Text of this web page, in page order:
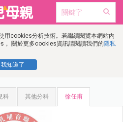
用cookies分析技術。若繼續閱覽本網站內
， 關於更多cookies資訊請閱讀我們的隱私
我知道了
科 其他分科 徐任甫